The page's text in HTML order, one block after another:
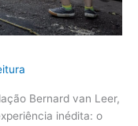
Bernard van Leer,
inédita: o